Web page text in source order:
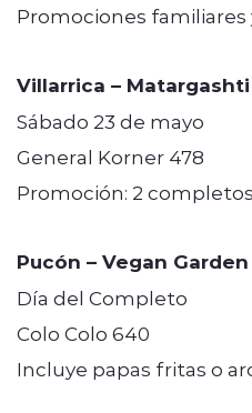
Promociones
Villarrica –
Sábado 23 de mayo
General Korner 478
Promoción: 2
Pucón – Vegan Garden
Día del Completo
Colo Colo 640
Incluye papas fritas o